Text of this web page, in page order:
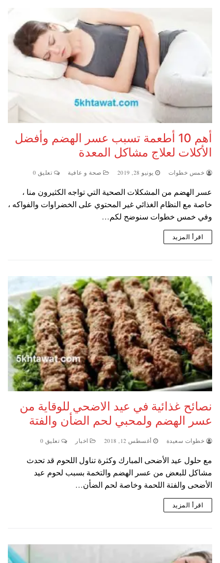
أهم 10 أطعمة تسبب عسر الهضم وأفضل
الأكلات لعلاج مشاكل المعدة
خمس خطوات يونيو 28, 2019 صحة و عافية تعليق 0
عسر الهضم من المشكلات الصحية التي تواجه الكثيرون منا ،
خاصة مع النظام الغذائي غير المحتوي على الخضراوات والفواكه ،
وفي خمس خطوات سنوضح لكم…
اقرأ المزيد
نصائح غذائية في عيد الاضحي للوقاية من
عسر الهضم ولمحبي لحم الضأن والفتة
خطوات سعيدة أغسطس 12, 2018 اخبار تعليق 0
مع حلول عيد الأضحى المبارك وكثرة تناول اللحوم قد تحدث
مشاكل للبعض من عسر الهضم والتخمة بسبب لحوم عيد
الأضحى والفتة اللحمة وخاصة لحم الضأن…
اقرأ المزيد